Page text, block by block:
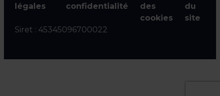
légales
confidentialité
des
cookies
du
site
Siret : 45345096700022